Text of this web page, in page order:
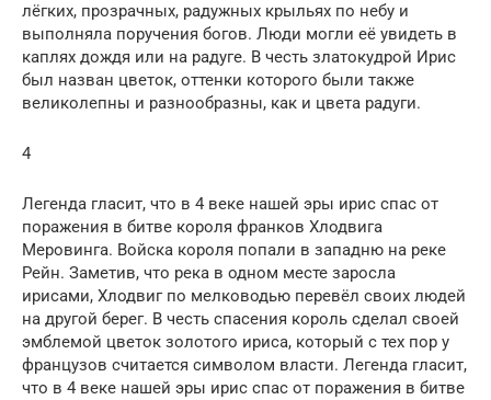
лёгких, прозрачных, радужных крыльях по небу и
выполняла поручения богов. Люди могли её увидеть в
каплях дождя или на радуге. В честь златокудрой Ирис
был назван цветок, оттенки которого были также
великолепны и разнообразны, как и цвета радуги.
4
Легенда гласит, что в 4 веке нашей эры ирис спас от
поражения в битве короля франков Хлодвига
Меровинга. Войска короля попали в западню на реке
Рейн. Заметив, что река в одном месте заросла
ирисами, Хлодвиг по мелководью перевёл своих людей
на другой берег. В честь спасения король сделал своей
эмблемой цветок золотого ириса, который с тех пор у
французов считается символом власти. Легенда гласит,
что в 4 веке нашей эры ирис спас от поражения в битве